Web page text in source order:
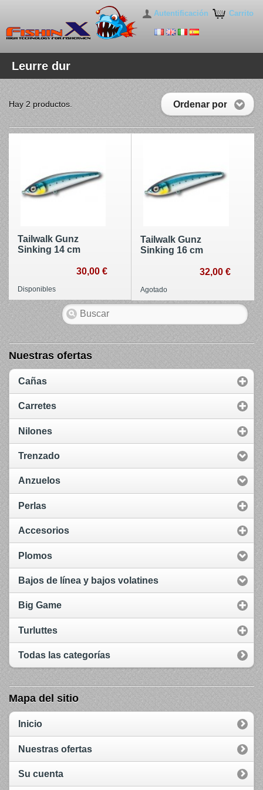
Carrito
Autentificación
Leurre dur
Ordenar por
Hay 2 productos.
Tailwalk Gunz
Sinking 14 cm
30,00 €
Disponibles
Tailwalk Gunz
Sinking 16 cm
32,00 €
Agotado
Nuestras ofertas
Cañas
Carretes
Nilones
Trenzado
Anzuelos
Perlas
Accesorios
Plomos
Bajos de línea y bajos volatines
Big Game
Turluttes
Todas las categorías
Mapa del sitio
Inicio
Nuestras ofertas
Su cuenta